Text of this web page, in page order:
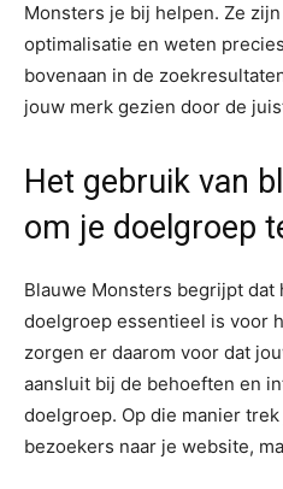
Monsters je bij helpen. Ze
optimalisatie en weten
bovenaan in de
jouw merk gezien door de
Het gebruik van
om je doelgroep
Blauwe Monsters begrijpt dat
doelgroep essentieel is voor
zorgen er daarom voor dat
aansluit bij de behoeften en
doelgroep. Op die manier
bezoekers naar je website,